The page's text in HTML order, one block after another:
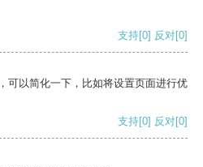
支持[0] 反对[0]
可以简化一下，比如将设置页面进行优
支持[0] 反对[0]